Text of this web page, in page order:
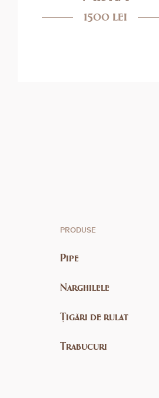
1500 lei
PRODUSE
Pipe
Narghilele
Țigări de rulat
Trabucuri